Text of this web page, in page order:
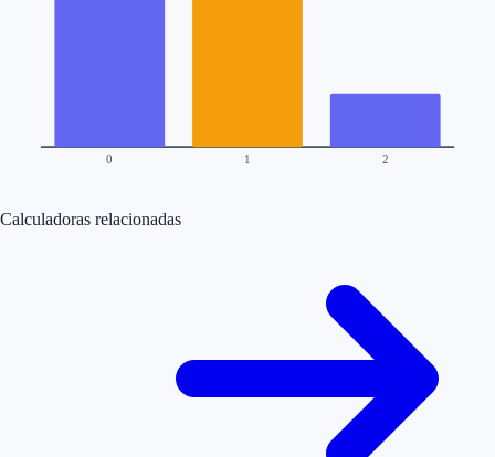
0 1 2
Calculadoras relacionadas